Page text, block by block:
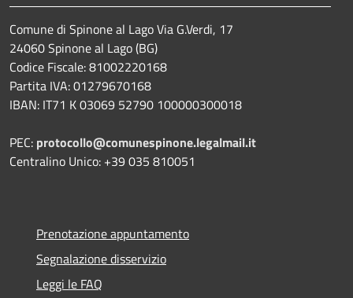
Comune di Spinone al Lago Via G.Verdi, 17
24060 Spinone al Lago (BG)
Codice Fiscale: 81002220168
Partita IVA: 01279670168
IBAN: IT71 K 03069 52790 100000300018
PEC: protocollo@comunespinone.legalmail.it
Centralino Unico: +39 035 810051
Prenotazione appuntamento
Segnalazione disservizio
Leggi le FAQ